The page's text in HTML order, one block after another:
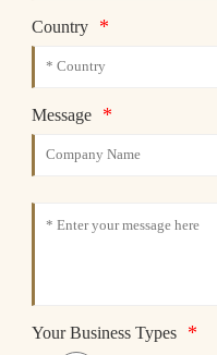
Country *
Message *
Your Business Types *